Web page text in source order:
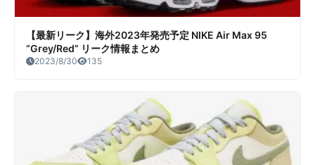
【最新リーク】海外2023年発売予定 NIKE Air Max 95
“Grey/Red” リーク情報まとめ
2023/8/30 135